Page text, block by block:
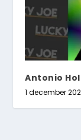
Antonio
1 december